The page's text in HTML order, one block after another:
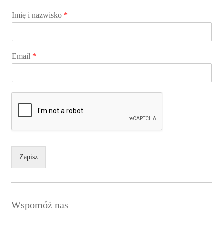
Imię i nazwisko *
Email *
Zapisz
Wspomóż nas